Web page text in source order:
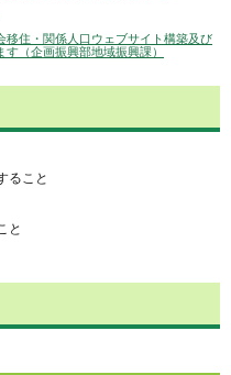
移住・関係人口ウェブサイト構築及び
（企画振興部地域振興課）
ること
と